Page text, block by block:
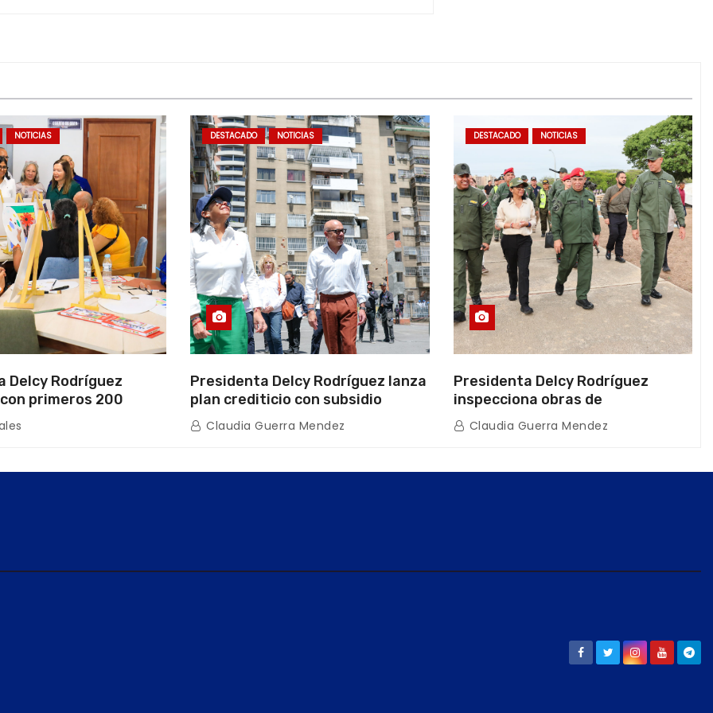
NOTICIAS
Delcy Rodríguez
primeros 200
de la nueva Casa de
“La Primavera” en
DESTACADO NOTICIAS
Presidenta Delcy Rodríguez lanza
plan crediticio con subsidio
directo en encuentro con Juntas
de Condominio
Claudia Guerra Mendez
DESTACADO NOTICIAS
Presidenta Delcy Rodríguez
inspecciona obras de
restauración en Escuela Naval
tras afectaciones sísmicas en La
Claudia Guerra Mendez